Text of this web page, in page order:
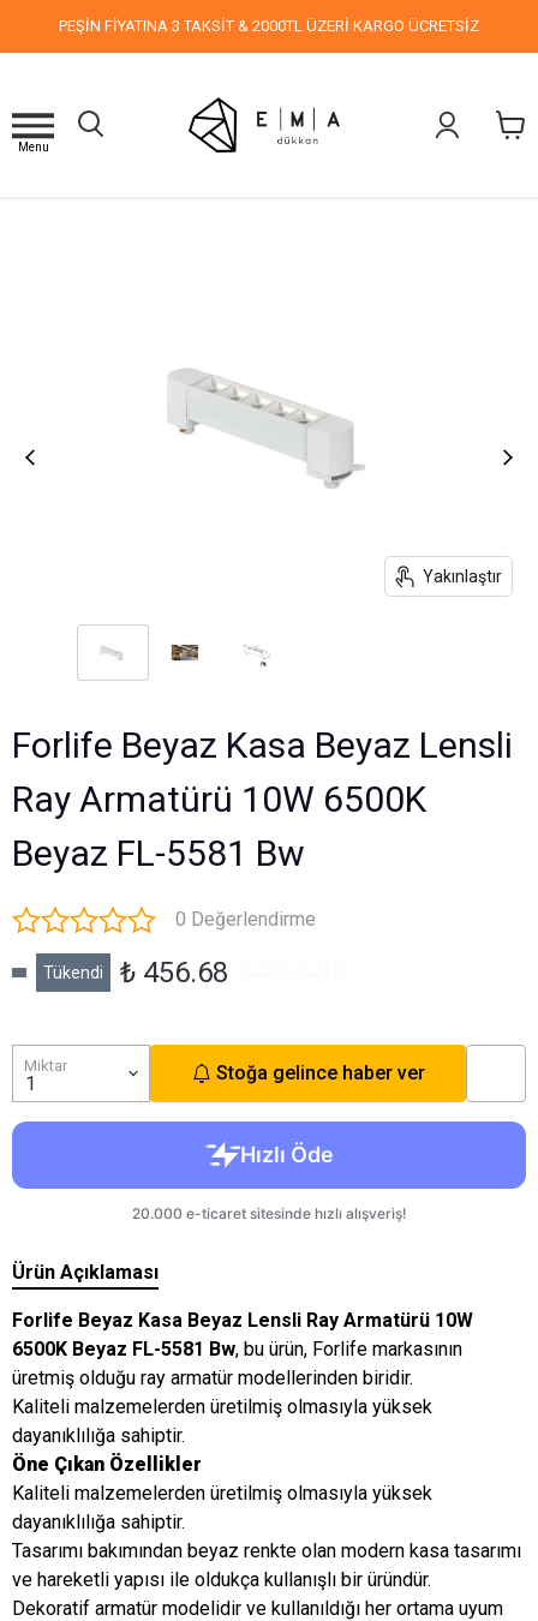
PEŞİN FİYATINA 3 TAKSİT & 2000TL ÜZERİ KARGO ÜCRETSİZ
Menu
Yakınlaştır
Forlife Beyaz Kasa Beyaz Lensli
Ray Armatürü 10W 6500K
Beyaz FL-5581 Bw
0 Değerlendirme
Tükendi ₺ 456.68
Miktar Stoğa gelince haber ver
Ürün Açıklaması
Forlife Beyaz Kasa Beyaz Lensli Ray Armatürü 10W
6500K Beyaz FL-5581 Bw, bu ürün, Forlife markasının
üretmiş olduğu ray armatür modellerinden biridir.
Kaliteli malzemelerden üretilmiş olmasıyla yüksek
dayanıklılığa sahiptir.
Öne Çıkan Özellikler
Kaliteli malzemelerden üretilmiş olmasıyla yüksek
dayanıklılığa sahiptir.
Tasarımı bakımından beyaz renkte olan modern kasa tasarımı
ve hareketli yapısı ile oldukça kullanışlı bir üründür.
Dekoratif armatür modelidir ve kullanıldığı her ortama uyum